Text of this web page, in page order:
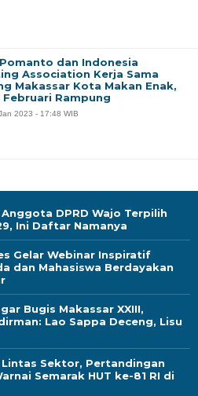
DPRD Wajo Terpilih
Ini Daftar Namanya
Gelar Webinar Inspiratif
dan Mahasiswa Berdayakan
Bugis Makassar XXIII,
Lao Sappa Deceng, Lisu
Sektor, Pertandingan
Semarak HUT ke-81 RI di
dan Indonesia
Association Kerja Sama
Makassar Kota Makan Enak,
Rampung
2023 - 17:48 WIB